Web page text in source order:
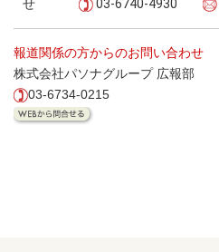
せ
03-6740-4930
報道関係の方からのお問い合わせ
株式会社パソナグループ 広報部
03-6734-0215